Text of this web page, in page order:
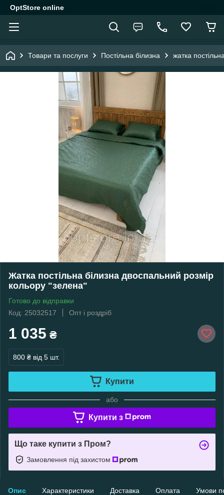
OptStore online
Товари та послуги Постільна білизна жатка
Жатка постільна білизна двоспальний розмір
кольору "зелена"
Готово до відправки
Код: 25032517
Опт і роздріб
1 035 ₴
800 ₴ від 5 шт.
Купити
або
Купити з
Що таке купити з Пром?
Замовлення під захистом
Опис Характеристики Доставка Оплата Умови